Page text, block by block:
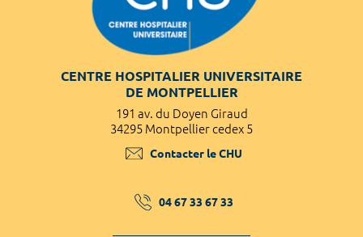
CENTRE HOSPITALIER UNIVERSITAIRE
DE MONTPELLIER
191 av. du Doyen Giraud
34295 Montpellier cedex 5
Contacter le CHU
04 67 33 67 33